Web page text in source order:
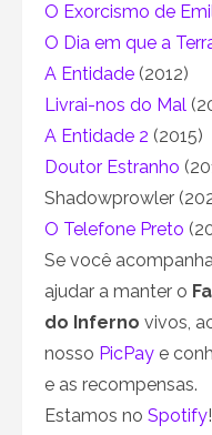
O Exorcismo de
O Dia em que a
A Entidade (2012)
Livrai-nos do Mal
A Entidade 2 (2015)
Doutor Estranho
Shadowprowler
O Telefone Preto
Se você
ajudar a manter o
do Inferno vivos,
nosso PicPay e
e as recompensas.
Estamos no Spotify!